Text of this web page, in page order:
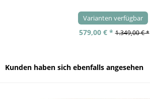
Varianten verfügbar
579,00 € * 1.349,00 € *
Kunden haben sich ebenfalls angesehen